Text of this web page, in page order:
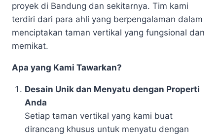
proyek di Bandung dan sekitarnya. Tim kami
terdiri dari para ahli yang berpengalaman dalam
menciptakan taman vertikal yang fungsional dan
memikat.
Apa yang Kami Tawarkan?
Desain Unik dan Menyatu dengan Properti
Anda
Setiap taman vertikal yang kami buat
dirancang khusus untuk menyatu dengan